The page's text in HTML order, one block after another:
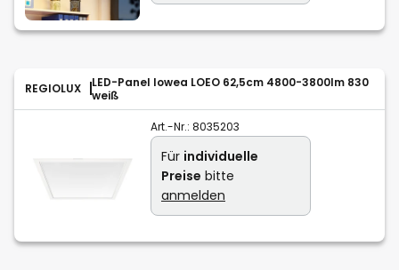
REGIOLUX
LED-Panel lowea LOEO 62,5cm 4800-3800lm 830
weiß
Art.-Nr.: 8035203
Für individuelle
Preise bitte
anmelden